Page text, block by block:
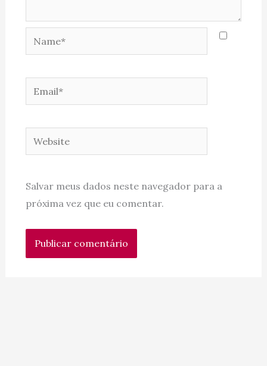
Name*
Email*
Website
Salvar meus dados neste navegador para a
próxima vez que eu comentar.